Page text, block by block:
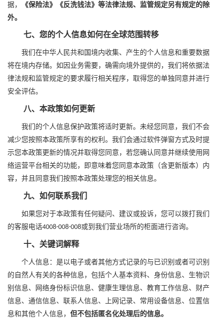
据，
《保险法》《反洗钱法》等法律法规、监管规定另有规定的除
外。
七、您的个人信息如何在全球范围转移
我们在中华人民共和国境内收集、产生的个人信息和重要数据
将在境内存储。如因业务需要，确需向境外提供的，我们将依据法
律法规和监管规定的要求履行相关程序，取得您的单独同意并进行
安全评估。
八、本政策如何更新
我们的个人信息保护政策将适时更新。未经您同意，我们不会
减少您按照本政策所享有的权利。我们会通过软件弹窗方式及时提
示您本政策更新的情况并取得您同意，若您确认同意并继续使用网
络运营平台相关的功能，即意味着您同意本政策（含更新版本）内
容，并且同意我们按照本政策处理您的相关信息。
九、如何联系我们
如果您对于本政策有任何疑问、建议或投诉，您可以拨打我们
的客服电话4008-008-008或到 我们营业场所的柜面进行咨询。
十、关键词解释
个人信息：是以电子或者其他方式记录的与已识别或者可识别
的自然人有关的各种信息，包括个人基本资料、身份信息、生物识
别信息、网络身份标识信息、健康生理信息、教育工作信息、财产
信息、通信信息、联系人信息、上网记录、常用设备信息、位置信
息和其他个人信息 ， 但不包括匿名化处理后的信息。